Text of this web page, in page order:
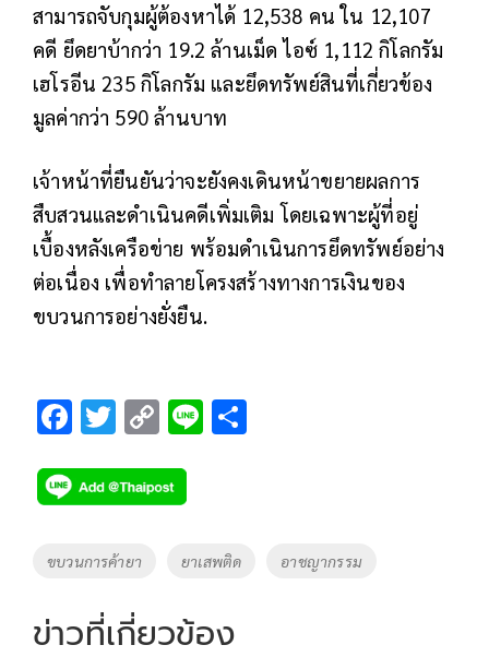
สามารถจับกุมผู้ต้องหาได้ 12,538 คน ใน 12,107
คดี ยึดยาบ้ากว่า 19.2 ล้านเม็ด ไอซ์ 1,112 กิโลกรัม
เฮโรอีน 235 กิโลกรัม และยึดทรัพย์สินที่เกี่ยวข้อง
มูลค่ากว่า 590 ล้านบาท
เจ้าหน้าที่ยืนยันว่าจะยังคงเดินหน้าขยายผลการ
สืบสวนและดำเนินคดีเพิ่มเติม โดยเฉพาะผู้ที่อยู่
เบื้องหลังเครือข่าย พร้อมดำเนินการยึดทรัพย์อย่าง
ต่อเนื่อง เพื่อทำลายโครงสร้างทางการเงินของ
ขบวนการอย่างยั่งยืน.
F
e
b
o
k
T
tt
er
C
p
y
Li
k
Li
Tags
ขบวนการค้ายา ยาเสพติด อาชญากรรม
ข่าวที่เกี่ยวข้อง